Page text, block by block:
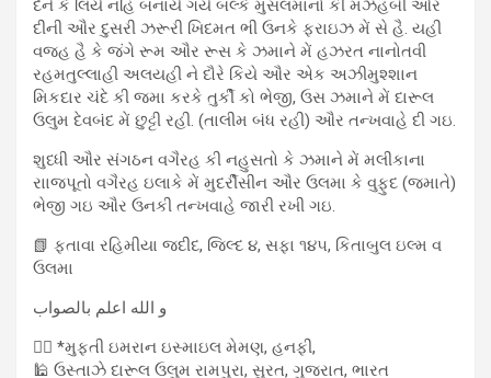
દેને કે લિયે નહિં બનાયે ગયે બલ્કે મુસલમાનો કી મઝહબી ઔર
દીની ઔર દુસરી ઝરૂરી ખિદમત ભી ઉનકે ફરાઇઝ મેં સે હૈ. યહી
વજહ હૈ કે જંગે રૂમ ઔર રૂસ કે ઝમાને મેં હઝરત નાનોતવી
રહમતુલ્લાહી અલયહી ને દૌરે કિયે ઔર એક અઝીમુશ્શાન
મિકદાર ચંદે કી જમા કરકે તુર્કી કો ભેજી, ઉસ ઝમાને મેં દારૂલ
ઉલુમ દેવબંદ મેં છુટ્ટી રહી. (તાલીમ બંધ રહી) ઔર તન્ખવાહે દી ગઇ.
શુધ્ધી ઔર સંગઠન વગૈરહ કી નહુસતો કે ઝમાને મેં મલીકાના
રાાજપૂતો વગૈરહ ઇલાકે મેં મુદર્રીસીન ઔર ઉલમા કે વુફુદ (જમાતે)
ભેજી ગઇ ઔર ઉનકી તન્ખવાહે જારી રખી ગઇ.
📗 ફતાવા રહિમીયા જદીદ, જિલ્દ ૪, સફા ૧૪૫, કિતાબુલ ઇલ્મ વ
ઉલમા
و الله اعلم بالصواب
✍🏻 *મુફતી ઇમરાન ઇસ્માઇલ મેમણ, હનફી,
🕌 ઉસ્તાઝે દારૂલ ઉલુમ રામપુરા, સુરત, ગુજરાત, ભારત